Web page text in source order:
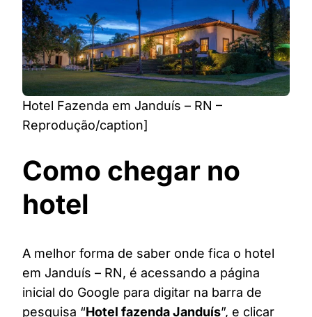
Hotel Fazenda em Janduís – RN –
Reprodução/caption]
Como chegar no
hotel
A melhor forma de saber onde fica o hotel
em Janduís – RN, é acessando a página
inicial do Google para digitar na barra de
pesquisa “Hotel fazenda Janduís”, e clicar